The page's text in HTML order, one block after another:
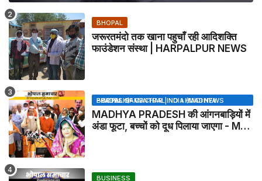
BHOPAL
जरूरतमंदो तक खाना पहुचाँ रही आदिशक्ति
फाउंडेशन संस्था | HARPALPUR NEWS
BHOPAL SAMACHAR | NO 1 HINDI NEWS PORTAL OF CENTRAL INDIA (MADHYA PRADESH)
MADHYA PRADESH की आंगनबाड़ियों में
अंडा फूटा, बच्चों को दूध पिलाया जाएगा - MP
BUSINESS